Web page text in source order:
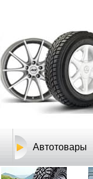
Автотовары